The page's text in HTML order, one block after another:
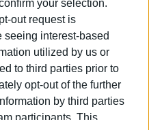
your selection.
out request is
seeing interest-based
utilized by us or
to third parties prior to
opt-out of the further
by third parties
participants. This
σε αυτήν. Για
στήριξης του Γενικού
απαιτούμενο προσωπικό
στην συγκέντρωση
για την